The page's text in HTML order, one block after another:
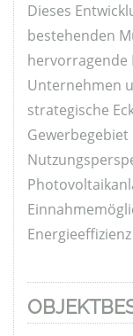
Dieses
bestehenden
Unternehmen
strategische